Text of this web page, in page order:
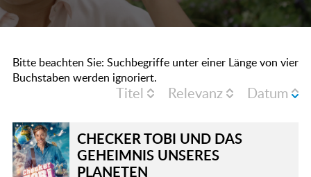
Bitte beachten Sie: Suchbegriffe unter einer Länge von vier
Buchstaben werden ignoriert.
Titel Relevanz Datum
CHECKER TOBI UND DAS
GEHEIMNIS UNSERES
PLANETEN